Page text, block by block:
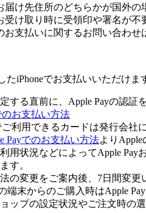
け先住所のどちらかが国外
け取り時に受領印や署名が不
支払いに関するお問い合わせ
たiPhoneでお支払いいただけま
する直前に、Apple Payの認証
のお支払い方法
ご利用できるカードは発行会社
Payでのお支払い方法より
用状況などによってApple
す。
の変更をご案内後、7日間変
端末からのご購入時はApple
ップの設定状況やご注文時の